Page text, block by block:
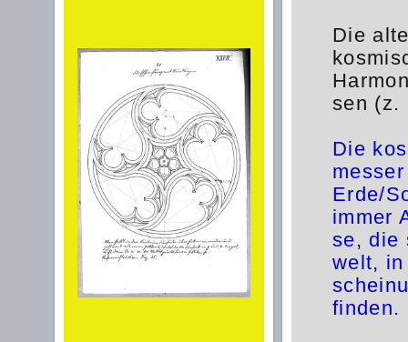
Die
sen
Die
Erde/
immer
se, die
welt, in
finden.